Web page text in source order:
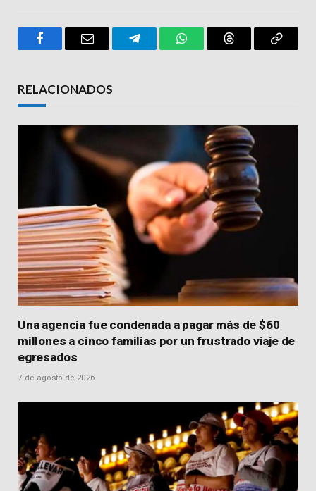
FacebookEmail TelegramWhatsAppThreads Copy
RELACIONADOS
Una agencia fue condenada a pagar más de $60
millones a cinco familias por un frustrado viaje de
egresados
7 de agosto de 2026